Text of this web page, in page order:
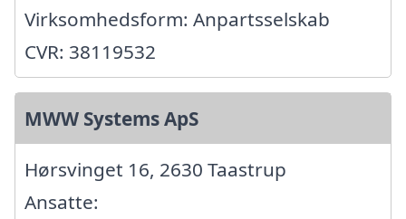
Virksomhedsform: Anpartsselskab
CVR: 38119532
MWW Systems ApS
Hørsvinget 16, 2630 Taastrup
Ansatte: